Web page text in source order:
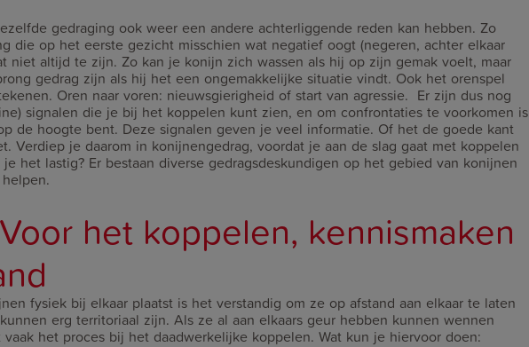
gedraging ook weer een andere achterliggende reden kan hebben. Zo
die op het eerste gezicht misschien wat negatief oogt (negeren, achter elkaar
niet altijd te zijn. Zo kan je konijn zich wassen als hij op zijn gemak voelt, maar
gedrag zijn als hij het een ongemakkelijke situatie vindt. Ook het orenspel
Oren naar voren: nieuwsgierigheid of start van agressie. Er zijn dus nog
signalen die je bij het koppelen kunt zien, en om confrontaties te voorkomen is
de hoogte bent. Deze signalen geven je veel informatie. Of het de goede kant
Verdiep je daarom in konijnengedrag, voordat je aan de slag gaat met koppelen
het lastig? Er bestaan diverse gedragsdeskundigen op het gebied van konijnen
het koppelen, kennismaken
fysiek bij elkaar plaatst is het verstandig om ze op afstand aan elkaar te laten
erg territoriaal zijn. Als ze al aan elkaars geur hebben kunnen wennen
het proces bij het daadwerkelijke koppelen. Wat kun je hiervoor doen: